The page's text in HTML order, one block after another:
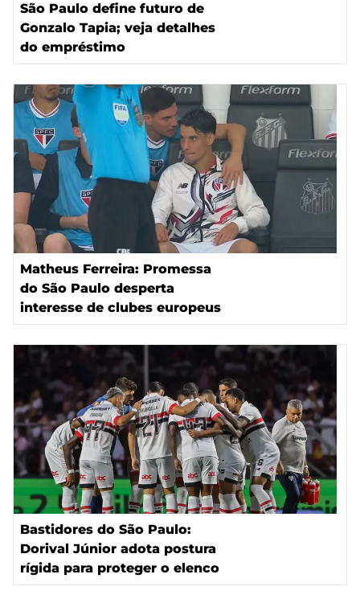
São Paulo define futuro de
Gonzalo Tapia; veja detalhes
do empréstimo
Matheus Ferreira: Promessa
do São Paulo desperta
interesse de clubes europeus
Bastidores do São Paulo:
Dorival Júnior adota postura
rígida para proteger o elenco